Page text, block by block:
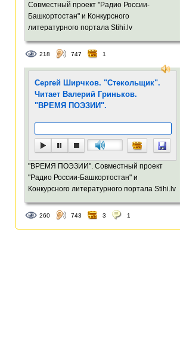
Совместный проект "Радио России-
Башкортостан" и Конкурсного
литературного портала Stihi.lv
218 747 1
Сергей Ширчков. "Стекольщик".
Читает Валерий Гриньков.
"ВРЕМЯ ПОЭЗИИ".
"ВРЕМЯ ПОЭЗИИ". Совместный проект
"Радио России-Башкортостан" и
Конкурсного литературного портала Stihi.lv
260 743 3 1